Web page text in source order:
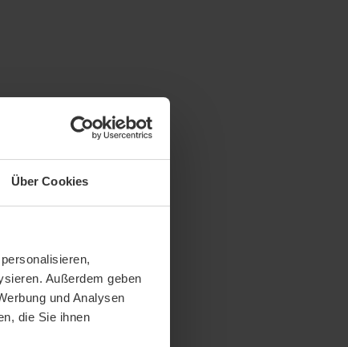
Über Cookies
Außerdem geben
und Analysen
die Sie ihnen